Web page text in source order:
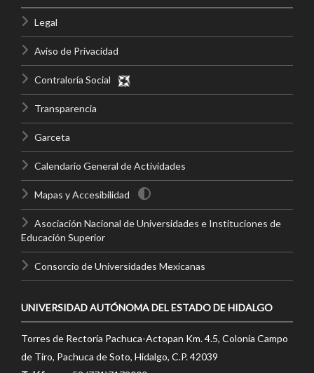
Legal
Aviso de Privacidad
Contraloría Social
Transparencia
Garceta
Calendario General de Actividades
Mapas y Accesibilidad
Asociación Nacional de Universidades e Instituciones de
Educación Superior
Consorcio de Universidades Mexicanas
UNIVERSIDAD AUTÓNOMA DEL ESTADO DE HIDALGO
Torres de Rectoría Pachuca-Actopan Km. 4.5, Colonia Campo
de Tiro, Pachuca de Soto, Hidalgo, C.P. 42039